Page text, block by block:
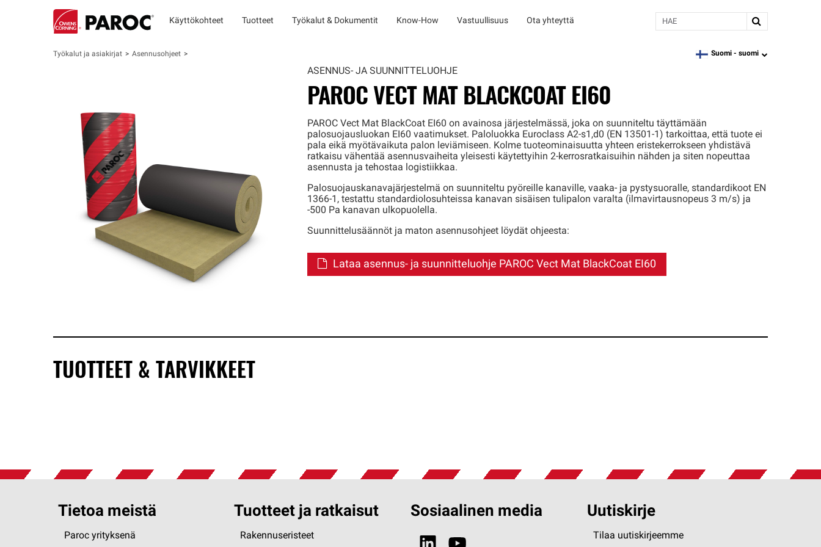
Käyttökohteet Tuotteet Työkalut & Dokumentit Know-How Vastuullisuus Ota yhteyttä Hae
Työkalut ja asiakirjat Asennusohjeet language
Suomi - suomi
ASENNUS- JA SUUNNITTELUOHJE
PAROC VECT MAT BLACKCOAT EI60
PAROC Vect Mat BlackCoat EI60 on avainosa järjestelmässä, joka on suunniteltu täyttämään
palosuojausluokan EI60 vaatimukset. Paloluokka Euroclass A2-s1,d0 (EN 13501-1) tarkoittaa, että tuote ei
pala eikä myötävaikuta palon leviämiseen. Kolme tuoteominaisuutta yhteen eristekerrokseen yhdistävä
ratkaisu vähentää asennusvaiheita yleisesti käytettyihin 2-kerrosratkaisuihin nähden ja siten nopeuttaa
asennusta ja tehostaa logistiikkaa.
Palosuojauskanavajärjestelmä on suunniteltu pyöreille kanaville, vaaka- ja pystysuoralle, standardikoot EN
1366-1, testattu standardiolosuhteissa kanavan sisäisen tulipalon varalta (ilmavirtausnopeus 3 m/s) ja
-500 Pa kanavan ulkopuolella.
Suunnittelusäännöt ja maton asennusohjeet löydät ohjeesta:
Lataa asennus- ja suunnitteluohje PAROC Vect Mat BlackCoat EI60
TUOTTEET & TARVIKKEET
Tietoa meistä
Paroc yrityksenä
Tuotteet ja ratkaisut
Rakennuseristeet
Sosiaalinen media Uutiskirje
Tilaa uutiskirjeemme